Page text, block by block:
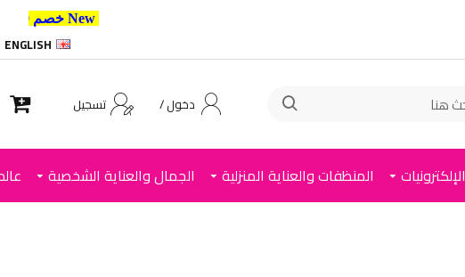
ENGLISH
دخول / تسجيل
الإلكترونيات المنظفات والعناية المنزلية الجمال والعناية الشخصية